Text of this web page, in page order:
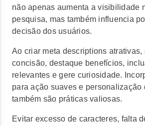
não apenas aumenta a visibilidade
pesquisa, mas também influencia
decisão dos usuários.
Ao criar meta descriptions atrativas,
concisão, destaque benefícios,
relevantes e gere curiosidade.
para ação suaves e personalização
também são práticas valiosas.
Evitar excesso de caracteres, falta